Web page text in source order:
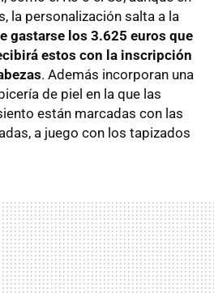
la personalización salta a la
gastarse los 3.625 euros que
estos con la inscripción
. Además incorporan una
de piel en la que las
están marcadas con las
a juego con los tapizados